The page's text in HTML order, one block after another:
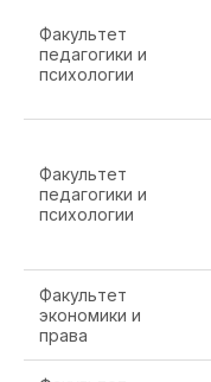
Факультет
педагогики и
психологии
Факультет
педагогики и
психологии
Факультет
экономики и
права